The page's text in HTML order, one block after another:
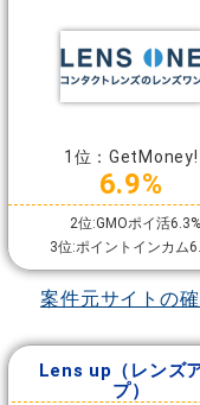
1位：GetMoney!
6.9%
2位:GMOポイ活6.3%
3位:ポイントインカム
案件元サイトの
Lens up（レンズ
プ）